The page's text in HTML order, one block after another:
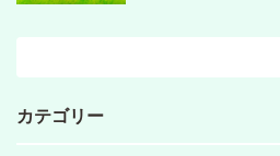
カテゴリー